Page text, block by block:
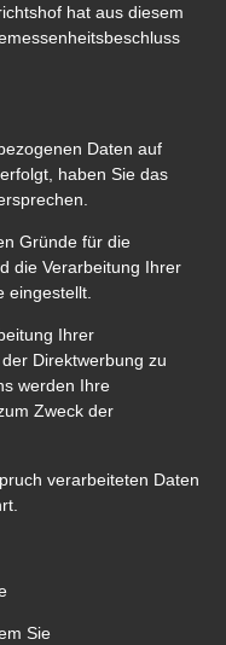
hat aus diesem
Daten auf
haben Sie das
Gründe für die
die Verarbeitung Ihrer
eingestellt.
Ihrer
Direktwerbung zu
werden Ihre
Zweck der
verarbeiteten Daten
Sie